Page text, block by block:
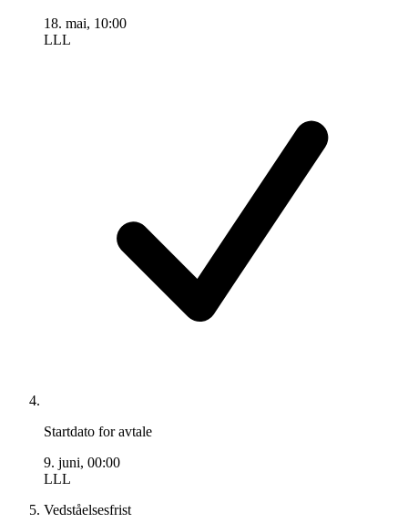
18. mai, 10:00
LLL
Startdato for avtale
9. juni, 00:00
LLL
Vedståelsesfrist